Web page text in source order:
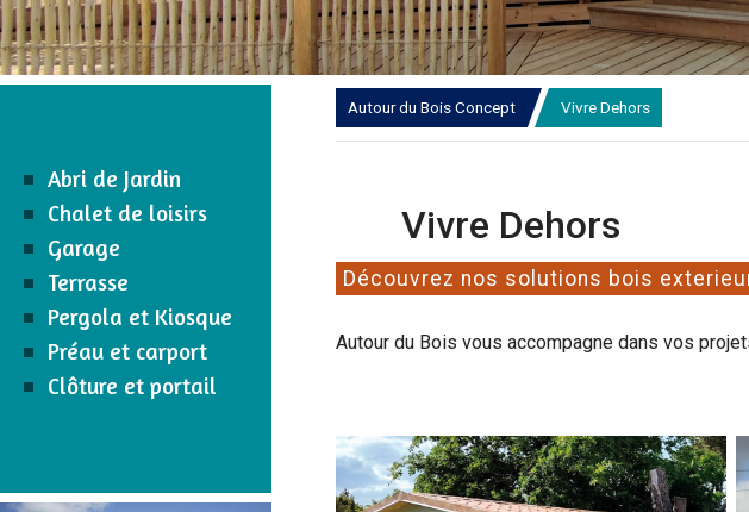
Autour du Bois Concept Vivre Dehors
Vivre Dehors
Découvrez nos solutions bois
Autour du Bois vous accompagne dans vos
Abri de Jardin
Chalet de loisirs
Garage
Terrasse
Pergola et Kiosque
Préau et carport
Clôture et portail